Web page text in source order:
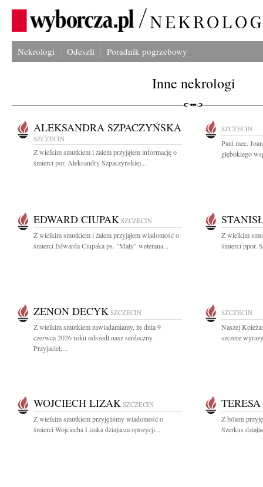
Nekrologi Odeszli Poradnik pogrzebowy
Inne nekrologi
ALEKSANDRA SZPACZYŃSKA
SZCZECIN
Z wielkim smutkiem i żalem przyjąłem informację o
śmierci por. Aleksandry Szpaczyńskiej...
SZCZECIN
Pani mec.
głębokiego
EDWARD CIUPAK SZCZECIN
Z wielkim smutkiem i żalem przyjąłem wiadomość o
śmierci Edwarda Ciupaka ps. "Mały" weterana...
Z wielkim
śmierci ppor.
ZENON DECYK SZCZECIN
Z wielkim smutkiem zawiadamiamy, że dnia 9
czerwca 2026 roku odszedł nasz serdeczny
Przyjaciel,...
SZCZECIN
Naszej
szczere
WOJCIECH LIZAK SZCZECIN
Z wielkim smutkiem przyjęliśmy wiadomość o
śmierci Wojciecha Lizaka działacza opozycji...
Z bólem
Szerkus